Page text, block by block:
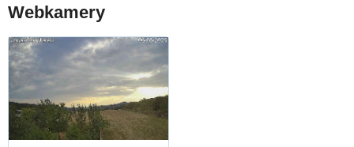
Webkamery